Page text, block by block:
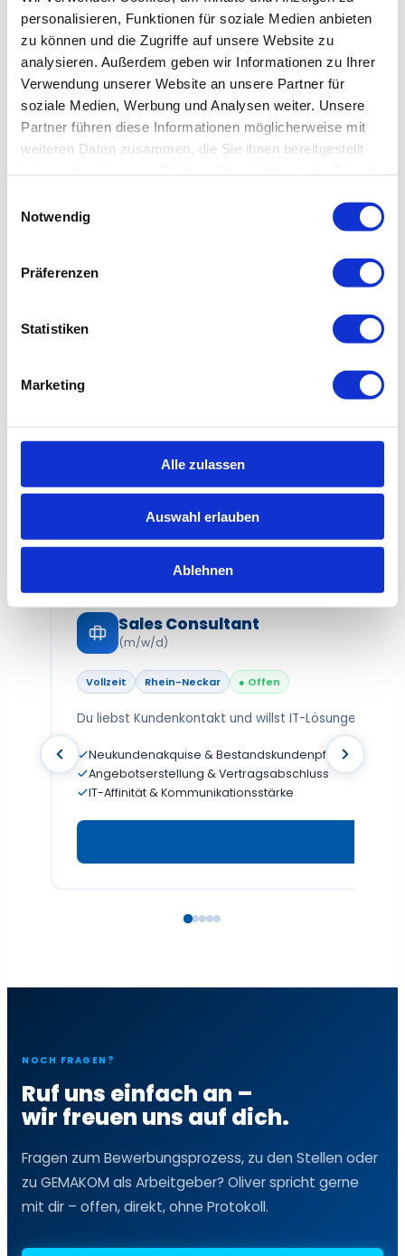
personalisieren, Funktionen für soziale Medien anbieten
zu können und die Zugriffe auf unsere Website zu
analysieren. Außerdem geben wir Informationen zu Ihrer
Verwendung unserer Website an unsere Partner für
soziale Medien, Werbung und Analysen weiter. Unsere
Partner führen diese Informationen möglicherweise mit
weiteren Daten zusammen, die Sie ihnen bereitgestellt
Notwendig
Präferenzen
Statistiken
Marketing
Alle zulassen
Auswahl erlauben
Ablehnen
Wir wachsen gemeinsam
Deine Entwicklung ist unsere Entwicklung.
Weiterbildung, Zertifizierungen und echte
Perspektiven gehören dazu.
5 offene Stellen bei GEMAKOM
Sales Consultant
(m/w/d)
Vollzeit Rhein-Neckar ● Offen
Du liebst Kundenkontakt und willst IT-Lösungen
Neukundenakquise & Bestandskundenpflege
Angebotserstellung & Vertragsabschluss
IT-Affinität & Kommunikationsstärke
NOCH FRAGEN?
Ruf uns einfach an –
wir freuen uns auf dich.
Fragen zum Bewerbungsprozess, zu den Stellen oder
zu GEMAKOM als Arbeitgeber? Oliver spricht gerne
mit dir – offen, direkt, ohne Protokoll.